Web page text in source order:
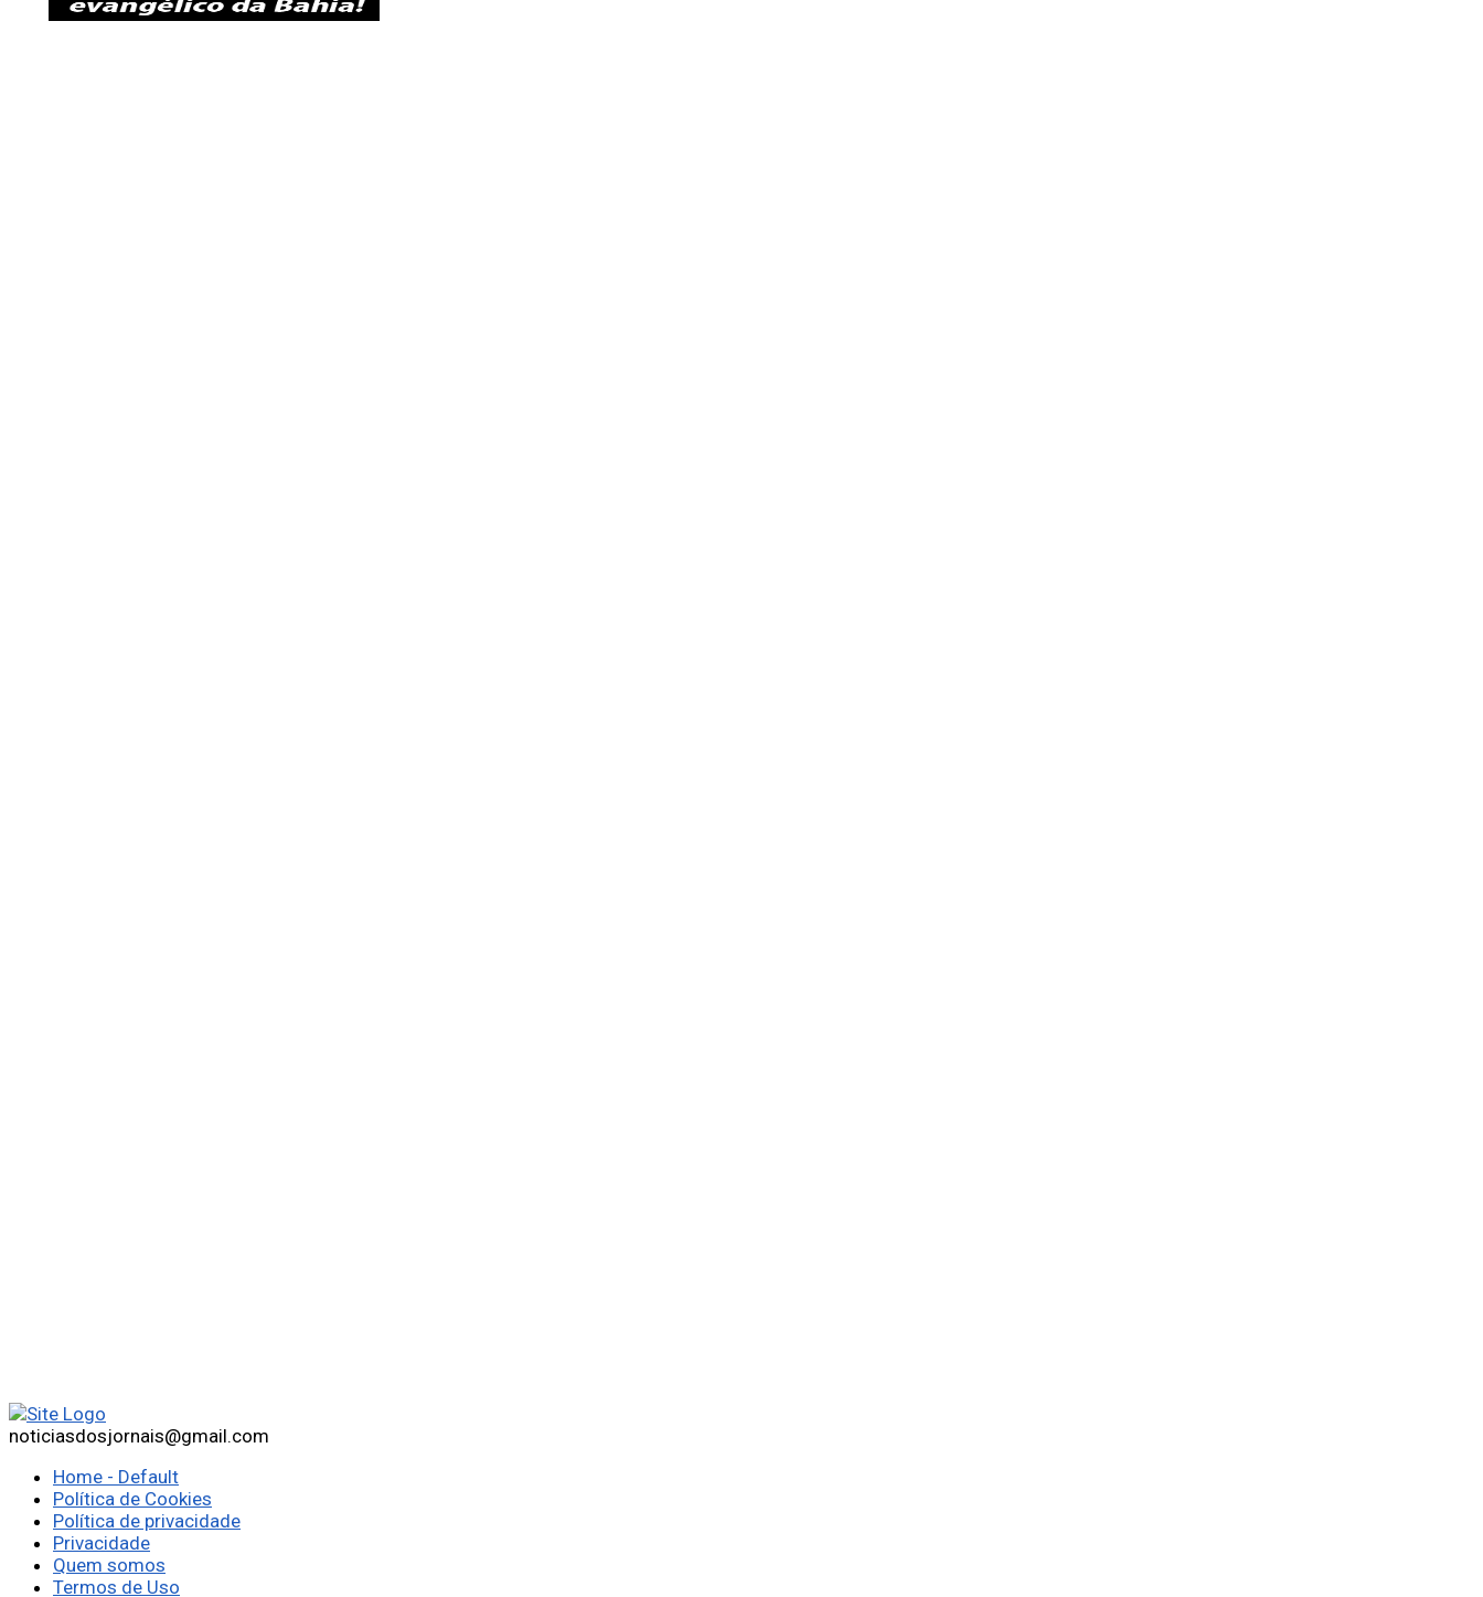
noticiasdosjornais@gmail.com
Home - Default
Política de Cookies
Política de privacidade
Privacidade
Quem somos
Termos de Uso